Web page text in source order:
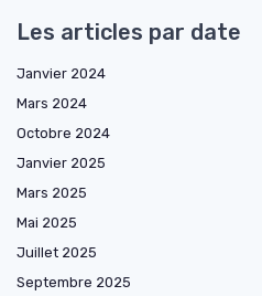
Les articles par date
Janvier 2024
Mars 2024
Octobre 2024
Janvier 2025
Mars 2025
Mai 2025
Juillet 2025
Septembre 2025